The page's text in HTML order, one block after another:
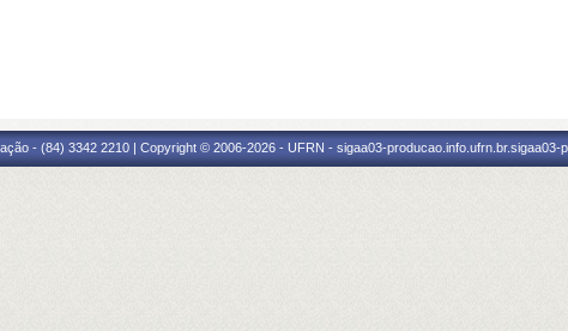
- (84) 3342 2210 | Copyright © 2006-2026 - UFRN - sigaa03-producao.info.ufrn.br.sigaa03-